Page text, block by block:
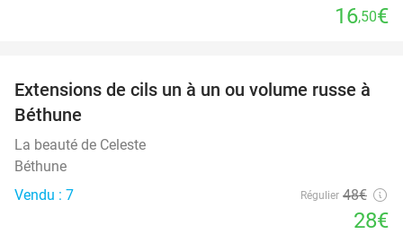
16,50€
42%
Extensions de cils un à un ou volume russe à
Béthune
La beauté de Celeste
Béthune
Vendu : 7
Régulier 48€
28€